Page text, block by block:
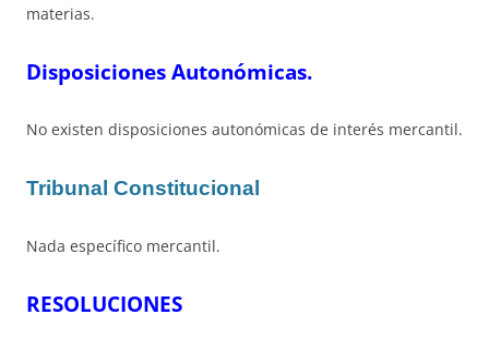
materias.
Disposiciones Autonómicas.
No existen disposiciones autonómicas de interés mercantil.
Tribunal Constitucional
Nada específico mercantil.
RESOLUCIONES